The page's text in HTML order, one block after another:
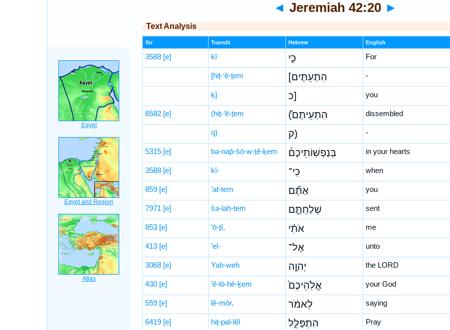
◄ Jeremiah 42:20 ►
Text Analysis
Str Translit Hebrew English
3588 [e] kî כִּ֣י For
[hiṯ-‘ê-ṯem [הִתְעֵתֶים -
ḵ] כ] you
8582 [e] (hiṯ-‘ê-ṯem (הִתְעֵיתֶם֮ dissembled
q) ק) -
5315 [e] bə-nap̄-šō-w-ṯê-ḵem בְּנַפְשֽׁוֹתֵיכֶם֒ in your hearts
3588 [e] kî- כִּֽי־ when
859 [e] ’at-tem אַתֶּ֞ם you
7971 [e] šə-laḥ-tem שְׁלַחְתֶּ֣ם sent
853 [e] ’ō-ṯî, אֹתִ֗י me
413 [e] ’el- אֶל־ unto
3068 [e] Yah-weh יְהוָ֤ה the LORD
430 [e] ’ĕ-lō-hê-ḵem אֱלֹֽהֵיכֶם֙ your God
559 [e] lê-mōr, לֵאמֹ֔ר saying
6419 [e] hiṯ-pal-lêl הִתְפַּלֵּ֣ל Pray